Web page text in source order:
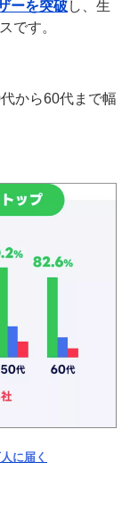
ーを突破し、生
です。
から60代まで幅
に届く